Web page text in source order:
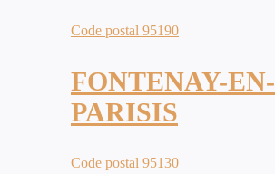
Code postal 95190
FONTENAY-EN-
PARISIS
Code postal 95130